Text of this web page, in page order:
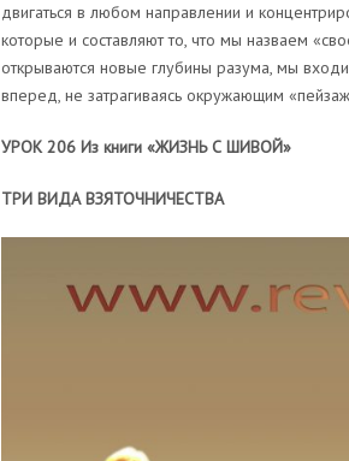
двигаться в любом направлении и
которые и составляют то, что мы назваем
открываются новые глубины разума, мы
вперед, не затрагиваясь окружающим
УРОК 206 Из книги «ЖИЗНЬ С ШИВОЙ»
ТРИ ВИДА ВЗЯТОЧНИЧЕСТВА